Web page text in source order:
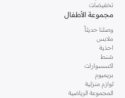
تخفيضات
مجموعة الأطفال
وصلنا حديثاً
ملابس
احذية
شنط
اكسسوارات
بريميوم
لوازم منزلية
المجموعة الرياضية